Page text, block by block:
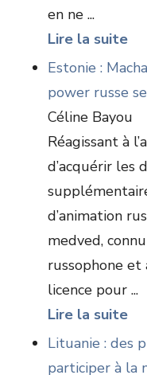
en ne ...
Lire la suite
Estonie :
power russe
Céline Bayou
Réagissant à
d’acquérir les
d’animation
medved,
russophone
licence pour ...
Lire la suite
Lituanie : des
participer à la